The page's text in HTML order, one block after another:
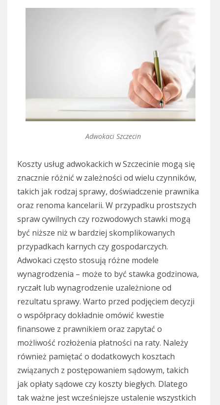
Adwokaci Szczecin
Koszty usług adwokackich w Szczecinie mogą się
znacznie różnić w zależności od wielu czynników,
takich jak rodzaj sprawy, doświadczenie prawnika
oraz renoma kancelarii. W przypadku prostszych
spraw cywilnych czy rozwodowych stawki mogą
być niższe niż w bardziej skomplikowanych
przypadkach karnych czy gospodarczych.
Adwokaci często stosują różne modele
wynagrodzenia – może to być stawka godzinowa,
ryczałt lub wynagrodzenie uzależnione od
rezultatu sprawy. Warto przed podjęciem decyzji
o współpracy dokładnie omówić kwestie
finansowe z prawnikiem oraz zapytać o
możliwość rozłożenia płatności na raty. Należy
również pamiętać o dodatkowych kosztach
związanych z postępowaniem sądowym, takich
jak opłaty sądowe czy koszty biegłych. Dlatego
tak ważne jest wcześniejsze ustalenie wszystkich